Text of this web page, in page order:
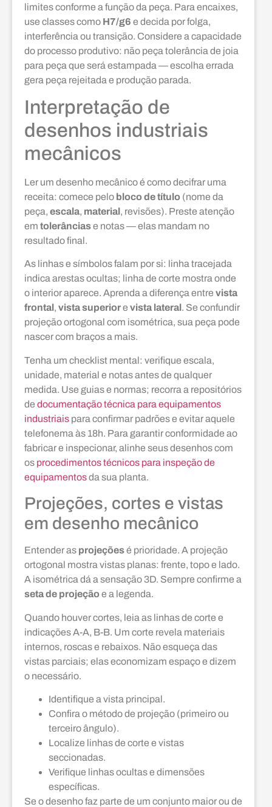
limites conforme a função da peça. Para encaixes,
use classes como H7/g6 e decida por folga,
interferência ou transição. Considere a capacidade
do processo produtivo: não peça tolerância de joia
para peça que será estampada — escolha errada
gera peça rejeitada e produção parada.
Interpretação de
desenhos industriais
mecânicos
Ler um desenho mecânico é como decifrar uma
receita: comece pelo bloco de título (nome da
peça, escala, material, revisões). Preste atenção
em tolerânciase notas — elas mandam no
resultado final.
As linhas e símbolos falam por si: linha tracejada
indica arestas ocultas; linha de corte mostra onde
o interior aparece. Aprenda a diferença entre vista
frontal, vista superiore vista lateral. Se confundir
projeção ortogonal com isométrica, sua peça pode
nascer com braços a mais.
Tenha um checklist mental: verifique escala,
unidade, material e notas antes de qualquer
medida. Use guias e normas; recorra a repositórios
de documentação técnica para equipamentos
industriais para confirmar padrões e evitar aquele
telefonema às 18h. Para garantir conformidade ao
fabricar e inspecionar, alinhe seus desenhos com
os procedimentos técnicos para inspeção de
equipamentosda sua planta.
Projeções, cortes e vistas
em desenho mecânico
Entender as projeçõesé prioridade. A projeção
ortogonal mostra vistas planas: frente, topo e lado.
A isométrica dá a sensação 3D. Sempre confirme a
seta de projeção e a legenda.
Quando houver cortes, leia as linhas de corte e
indicações A-A, B-B. Um corte revela materiais
internos, roscas e rebaixos. Não esqueça das
vistas parciais; elas economizam espaço e dizem
o necessário.
Identifique a vista principal.
Confira o método de projeção (primeiro ou
terceiro ângulo).
Localize linhas de corte e vistas
seccionadas.
Verifique linhas ocultas e dimensões
específicas.
Se o desenho faz parte de um conjunto maior ou de